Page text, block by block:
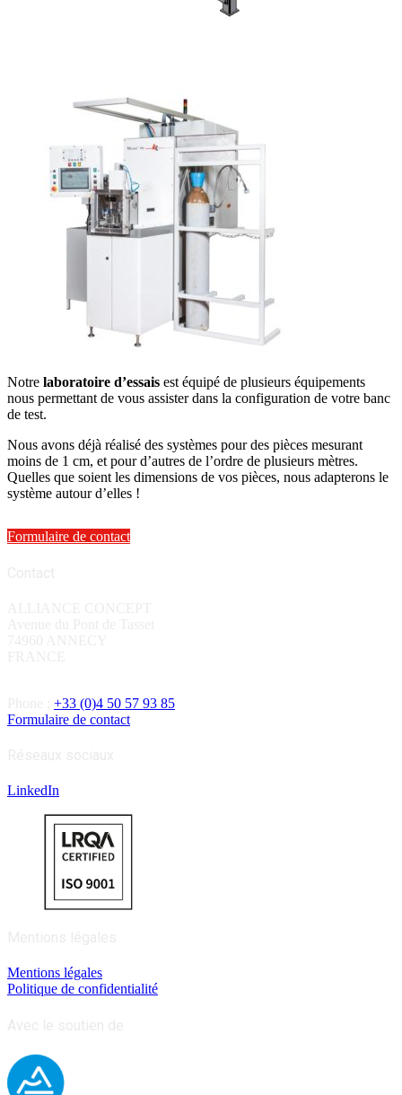
Notre laboratoire d’essais est équipé de plusieurs équipements
nous permettant de vous assister dans la configuration de votre banc
de test.
Nous avons déjà réalisé des systèmes pour des pièces mesurant
moins de 1 cm, et pour d’autres de l’ordre de plusieurs mètres.
Quelles que soient les dimensions de vos pièces, nous adapterons le
système autour d’elles !
Formulaire de contact
+33 (0)4 50 57 93 85
Formulaire de contact
LinkedIn
Mentions légales
Politique de confidentialité